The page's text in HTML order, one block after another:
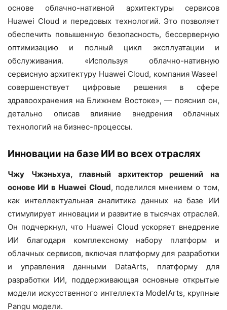
основе облачно-нативной архитектуры сервисов
Huawei Cloud и передовых технологий. Это позволяет
обеспечить повышенную безопасность, бессерверную
оптимизацию и полный цикл эксплуатации и
обслуживания. «Используя облачно-нативную
сервисную архитектуру Huawei Cloud, компания Waseel
совершенствует цифровые решения в сфере
здравоохранения на Ближнем Востоке», — пояснил он,
детально описав влияние внедрения облачных
технологий на бизнес-процессы.
Инновации на базе ИИ во всех отраслях
Чжу Чжэньхуа, главный архитектор решений на
основе ИИ в Huawei Cloud, поделился мнением о том,
как интеллектуальная аналитика данных на базе ИИ
стимулирует инновации и развитие в тысячах отраслей.
Он подчеркнул, что Huawei Cloud ускоряет внедрение
ИИ благодаря комплексному набору платформ и
облачных сервисов, включая платформу для разработки
и управления данными DataArts, платформу для
разработки ИИ, поддерживающая основные открытые
модели искусственного интеллекта ModelArts, крупные
Pangu модели.